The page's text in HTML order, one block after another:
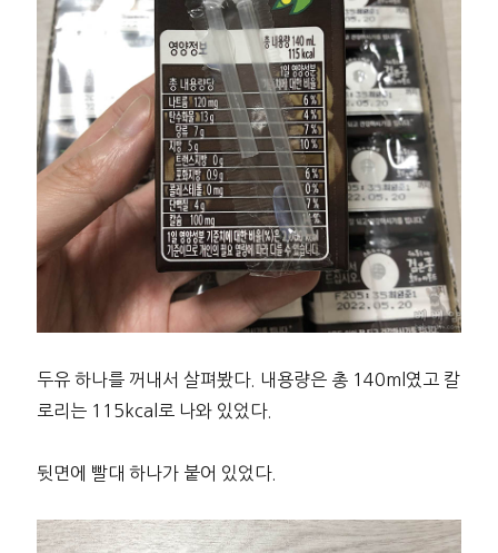
두유 하나를 꺼내서 살펴봤다. 내용량은 총 140ml였고 칼
로리는 115kcal로 나와 있었다.
뒷면에 빨대 하나가 붙어 있었다.